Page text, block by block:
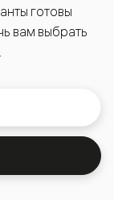
готовы
вам выбрать